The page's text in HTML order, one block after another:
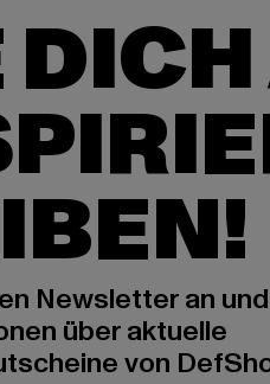
Newsletter an und
über aktuelle
von